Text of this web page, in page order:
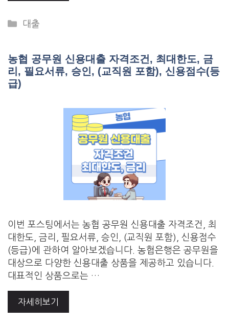
Categories
대출
농협 공무원 신용대출 자격조건, 최대한도, 금
리, 필요서류, 승인, (교직원 포함), 신용점수(등
급)
이번 포스팅에서는 농협 공무원 신용대출 자격조건, 최
대한도, 금리, 필요서류, 승인, (교직원 포함), 신용점수
(등급)에 관하여 알아보겠습니다. 농협은행은 공무원을
대상으로 다양한 신용대출 상품을 제공하고 있습니다.
대표적인 상품으로는 …
자세히보기